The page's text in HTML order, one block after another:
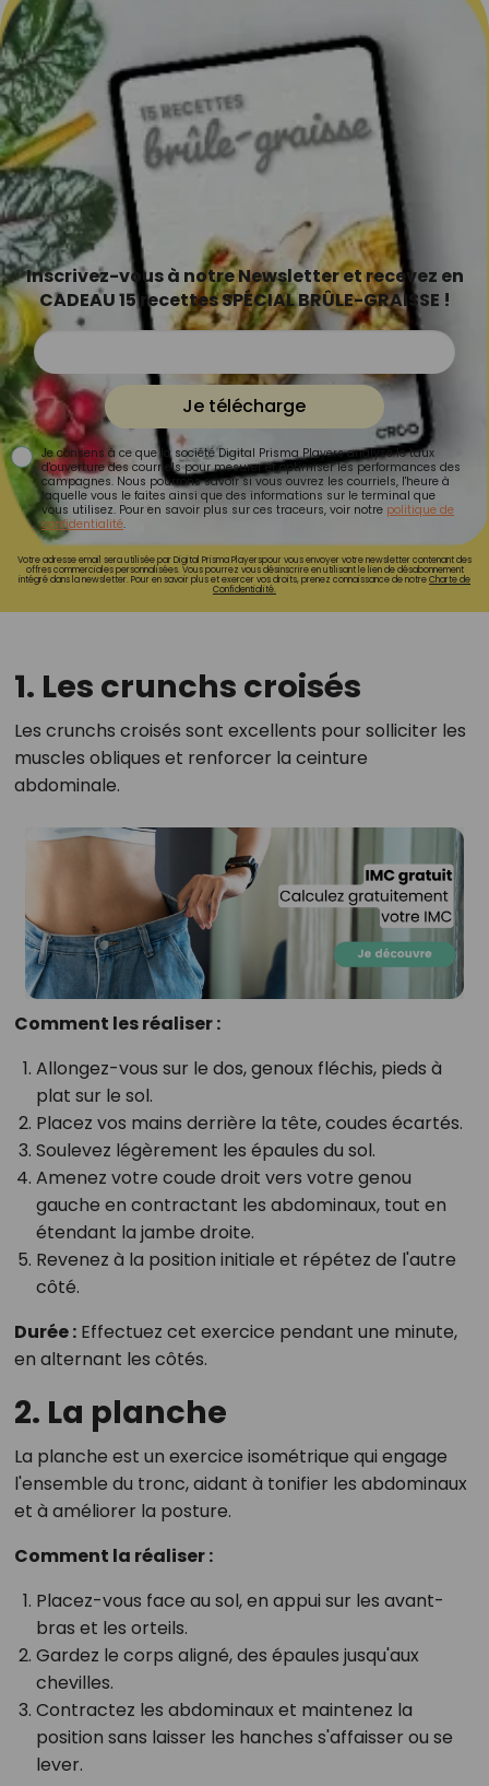
Inscrivez-vous à notre Newsletter et recevez en
CADEAU 15 recettes SPÉCIAL BRÛLE-GRAISSE !
Je télécharge
Je consens à ce que la société Digital Prisma Players analyse le taux
d'ouverture des courriels pour mesurer et optimiser les performances des
campagnes. Nous pourrons savoir si vous ouvrez les courriels, l'heure à
laquelle vous le faites ainsi que des informations sur le terminal que
vous utilisez. Pour en savoir plus sur ces traceurs, voir notre politique de
confidentialité.
Votre adresse email sera utilisée par Digital Prisma Playerspour vous envoyer votre newsletter contenant des
offres commerciales personnalisées. Vous pourrez vous désinscrire en utilisant le lien de désabonnement
intégré dans la newsletter. Pour en savoir plus et exercer vos droits, prenez connaissance de notreCharte de
Confidentialité.
1. Les crunchs croisés
Les crunchs croisés sont excellents pour solliciter les
muscles obliques et renforcer la ceinture
abdominale.
Comment les réaliser :
Allongez-vous sur le dos, genoux fléchis, pieds à
plat sur le sol.
Placez vos mains derrière la tête, coudes écartés.
Soulevez légèrement les épaules du sol.
Amenez votre coude droit vers votre genou
gauche en contractant les abdominaux, tout en
étendant la jambe droite.
Revenez à la position initiale et répétez de l'autre
côté.
Durée :Effectuez cet exercice pendant une minute,
en alternant les côtés.
2. La planche
La planche est un exercice isométrique qui engage
l'ensemble du tronc, aidant à tonifier les abdominaux
et à améliorer la posture.
Comment la réaliser :
Placez-vous face au sol, en appui sur les avant-
bras et les orteils.
Gardez le corps aligné, des épaules jusqu'aux
chevilles.
Contractez les abdominaux et maintenez la
position sans laisser les hanches s'affaisser ou se
lever.